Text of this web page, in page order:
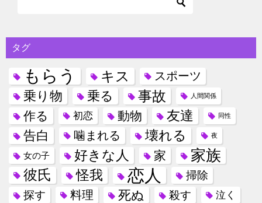
タグ
もらう キス スポーツ
乗り物 乗る 事故 人間関係
作る 初恋 動物 友達 同性
告白 噛まれる 壊れる 夜
女の子 好きな人 家 家族
彼氏 怪我 恋人
掃除
探す
料理 死ぬ 殺す 泣く